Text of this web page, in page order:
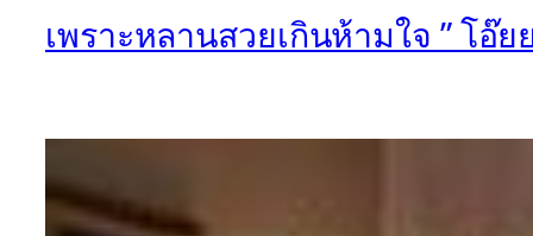
เพราะหลานสวยเกินห้ามใจ ” โ